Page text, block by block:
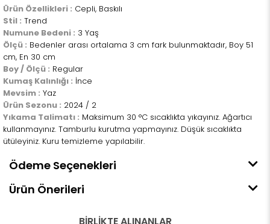
Ürün Özellikleri : Cepli, Baskılı
Stil : Trend
Numune Bedeni : 3 Yaş
Ölçü : Bedenler arası ortalama 3 cm fark bulunmaktadır, Boy 51
cm, En 30 cm
Boy / Ölçü : Regular
Kumaş Kalınlığı : İnce
Mevsim : Yaz
Ürün Sezonu : 2024 / 2
Yıkama Talimatı : Maksimum 30 °C sıcaklıkta yıkayınız. Ağartıcı
kullanmayınız. Tamburlu kurutma yapmayınız. Düşük sıcaklıkta
ütüleyiniz. Kuru temizleme yapılabilir.
Ödeme Seçenekleri
Ürün Önerileri